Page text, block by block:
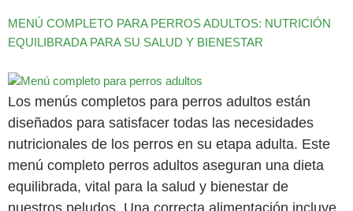
MENÚ COMPLETO PARA PERROS ADULTOS: NUTRICIÓN
EQUILIBRADA PARA SU SALUD Y BIENESTAR
Los menús completos para perros adultos están
diseñados para satisfacer todas las necesidades
nutricionales de los perros en su etapa adulta. Este
menú completo perros adultos aseguran una dieta
equilibrada, vital para la salud y bienestar de
nuestros peludos. Una correcta alimentación incluye